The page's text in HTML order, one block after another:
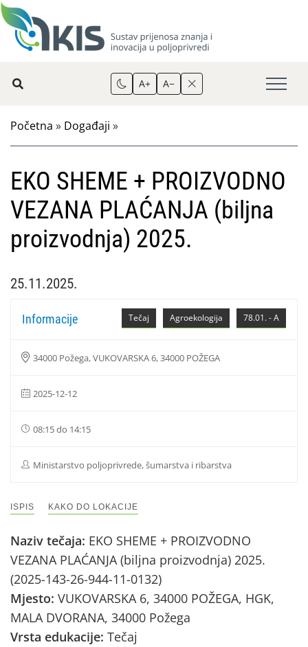
A+ A−
Početna » Događaji »
EKO SHEME + PROIZVODNO
VEZANA PLAĆANJA (biljna
proizvodnja) 2025.
25.11.2025.
78.01. - A
Agroekologija
Tečaj
Informacije
34000 Požega, VUKOVARSKA 6, 34000 POŽEGA
2025-12-12
08:15 do 14:15
Ministarstvo poljoprivrede, šumarstva i ribarstva
ISPIS KAKO DO LOKACIJE
Naziv tečaja: EKO SHEME + PROIZVODNO
VEZANA PLAĆANJA (biljna proizvodnja) 2025.
(2025-143-26-944-11-0132)
Mjesto: VUKOVARSKA 6, 34000 POŽEGA, HGK,
MALA DVORANA, 34000 Požega
Vrsta edukacije: Tečaj